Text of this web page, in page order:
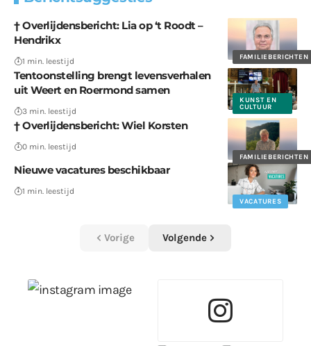
FAMILIEBERICHTEN
† Overlijdensbericht: Lia op ‘t Roodt –
Hendrikx
1 min. leestijd
KUNST EN
CULTUUR
Tentoonstelling brengt levensverhalen
uit Weert en Roermond samen
3 min. leestijd
FAMILIEBERICHTEN
† Overlijdensbericht: Wiel Korsten
0 min. leestijd
VACATURES
Nieuwe vacatures beschikbaar
1 min. leestijd
Vorige Volgende